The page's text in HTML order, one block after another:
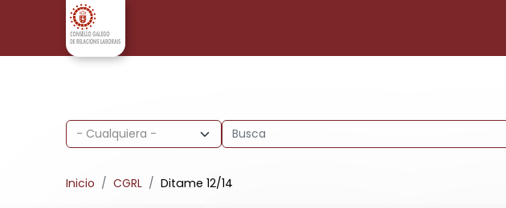
Pasar al contenido principal
Inicio CGRL Ditame 12/14